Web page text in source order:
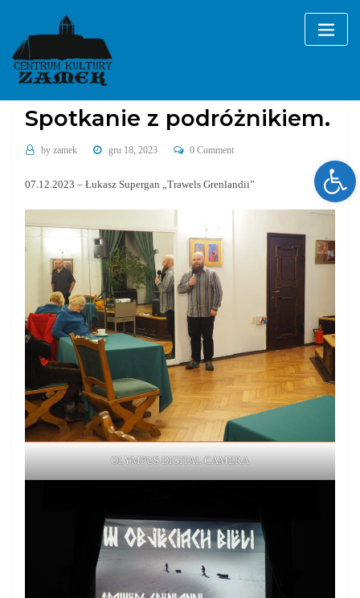
content
Galerie wydarzenia cykliczne
Spotkanie z podróżnikiem.
by zamek gru 18, 2023 0 Comment
07.12.2023 – Łukasz Supergan „Trawels Grenlandii”
OLYMPUS DIGITAL CAMERA